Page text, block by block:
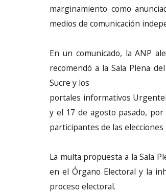
marginamiento como
medios de comunicación
En un comunicado, la ANP
recomendó a la Sala Plena
Sucre y los
portales informativos
y el 17 de agosto pasado,
participantes de las elecciones
La multa propuesta a la Sala
en el Órgano Electoral y la
proceso electoral.